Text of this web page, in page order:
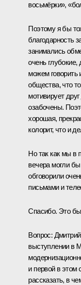
восьмёрки»,
Поэтому я бы
благодарность
занимались
очень
можем говорить
общества, что
мотивирует
озабочены.
хорошая,
колорит, что и
Но так как мы в
вечера могли
обговорили
письмами и
Спасибо. Это
Вопрос:
выступлении в
и первой в
рассказать, в